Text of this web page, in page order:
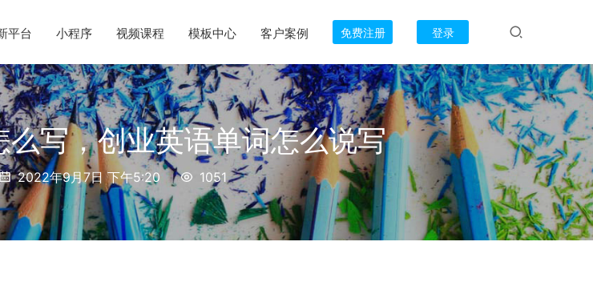
平台 小程序 视频课程 模板中心 客户案例 免费注册 登录
写，创业英语单词怎么说写
2022年9月7日 下午5:20 1051